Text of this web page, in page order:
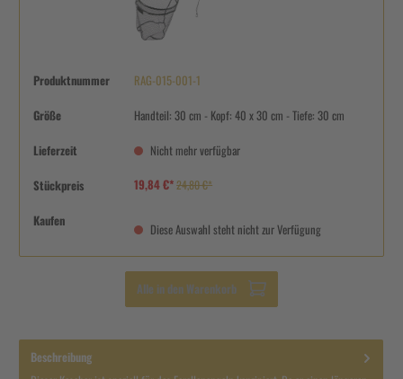
Produktnummer RAG-015-001-1
Größe Handteil: 30 cm - Kopf: 40 x 30 cm - Tiefe: 30 cm
Lieferzeit Nicht mehr verfügbar
Stückpreis 19,84 €*24,80 €*
Kaufen
Diese Auswahl steht nicht zur Verfügung
Alle in den Warenkorb
Beschreibung